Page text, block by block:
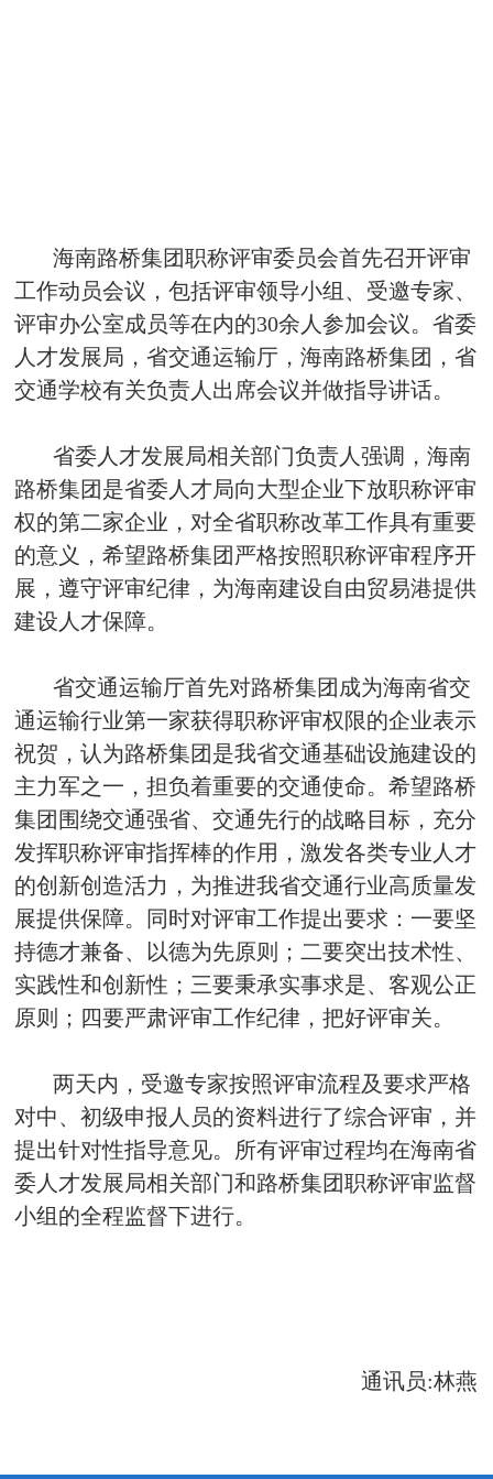
海南路桥集团职称评审委员会首先召开评审
工作动员会议，包括评审领导小组、受邀专家、
评审办公室成员等在内的30余人参加会议。省委
人才发展局，省交通运输厅，海南路桥集团，省
交通学校有关负责人出席会议并做指导讲话。
省委人才发展局相关部门负责人强调，海南
路桥集团是省委人才局向大型企业下放职称评审
权的第二家企业，对全省职称改革工作具有重要
的意义，希望路桥集团严格按照职称评审程序开
展，遵守评审纪律，为海南建设自由贸易港提供
建设人才保障。
省交通运输厅首先对路桥集团成为海南省交
通运输行业第一家获得职称评审权限的企业表示
祝贺，认为路桥集团是我省交通基础设施建设的
主力军之一，担负着重要的交通使命。希望路桥
集团围绕交通强省、交通先行的战略目标，充分
发挥职称评审指挥棒的作用，激发各类专业人才
的创新创造活力，为推进我省交通行业高质量发
展提供保障。同时对评审工作提出要求：一要坚
持德才兼备、以德为先原则；二要突出技术性、
实践性和创新性；三要秉承实事求是、客观公正
原则；四要严肃评审工作纪律，把好评审关。
两天内，受邀专家按照评审流程及要求严格
对中、初级申报人员的资料进行了综合评审，并
提出针对性指导意见。所有评审过程均在海南省
委人才发展局相关部门和路桥集团职称评审监督
小组的全程监督下进行。
通讯员:林燕